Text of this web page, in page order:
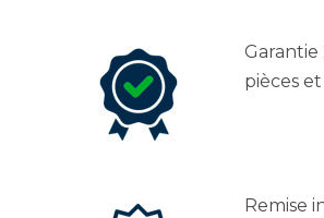
Garantie
pièces
Remise